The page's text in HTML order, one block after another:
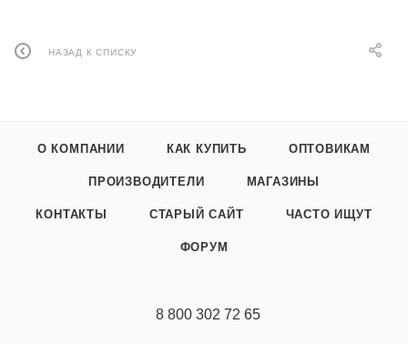
НАЗАД К СПИСКУ
О КОМПАНИИ КАК КУПИТЬ ОПТОВИКАМ
ПРОИЗВОДИТЕЛИ МАГАЗИНЫ
КОНТАКТЫ СТАРЫЙ САЙТ ЧАСТО ИЩУТ
ФОРУМ
8 800 302 72 65